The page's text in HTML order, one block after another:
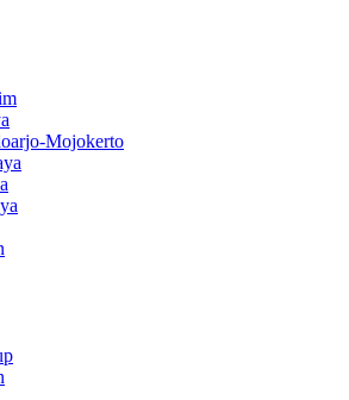
Mojokerto